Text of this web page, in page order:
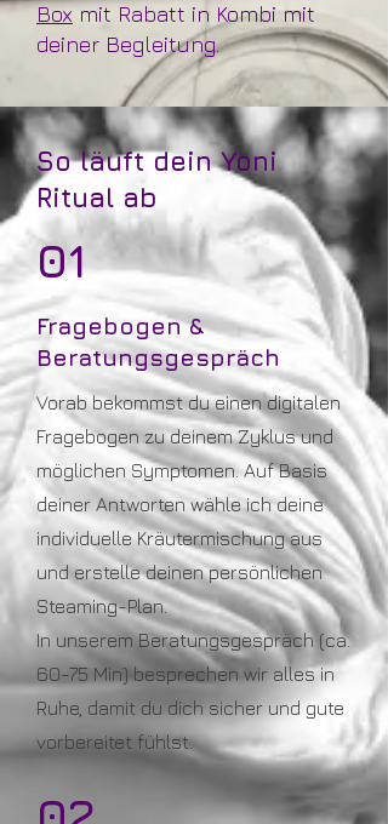
Box mit Rabatt in Kombi mit
deiner Begleitung.
So läuft dein Yoni
Ritual ab
01
Fragebogen &
Beratungsgespräch
Vorab bekommst du einen digitalen
Fragebogen zu deinem Zyklus und
möglichen Symptomen. Auf Basis
deiner Antworten wähle ich deine
individuelle Kräutermischung aus
und erstelle deinen persönlichen
Steaming-Plan.
In unserem Beratungsgespräch (ca.
60-75 Min) besprechen wir alles in
Ruhe, damit du dich sicher und gute
vorbereitet fühlst.